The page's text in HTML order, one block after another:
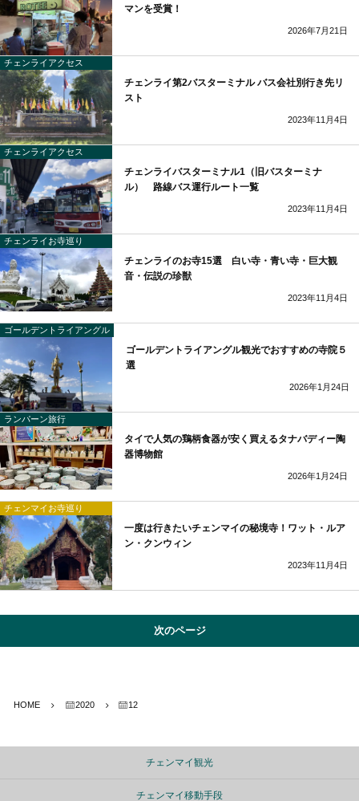
マンを受賞！
2026年7月21日
チェンライアクセス
チェンライ第2バスターミナル バス会社別行き先リ
スト
2023年11月4日
チェンライアクセス
チェンライバスターミナル1（旧バスターミナ
ル） 路線バス運行ルート一覧
2023年11月4日
チェンライお寺巡り
チェンライのお寺15選 白い寺・青い寺・巨大観
音・伝説の珍獣
2023年11月4日
ゴールデントライアングル
ゴールデントライアングル観光でおすすめの寺院５
選
2026年1月24日
ランパーン旅行
タイで人気の鶏柄食器が安く買えるタナバディー陶
器博物館
2026年1月24日
チェンマイお寺巡り
一度は行きたいチェンマイの秘境寺！ワット・ルア
ン・クンウィン
2023年11月4日
次のページ
HOME 2020 12
チェンマイ観光
チェンマイ移動手段